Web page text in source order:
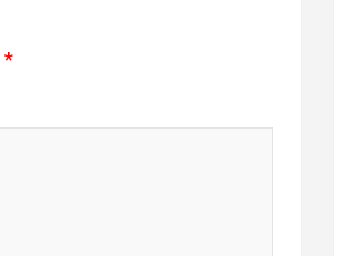
*